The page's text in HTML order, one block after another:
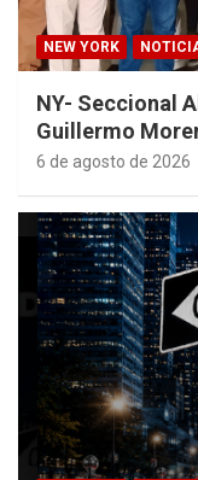
NEW YORK
NY- Seccional
Guillermo
6 de agosto de 2026